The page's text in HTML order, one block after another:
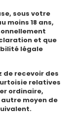
sous votre
moins 18 ans,
et que
légale
de recevoir des
relatives
ordinaire,
moyen de